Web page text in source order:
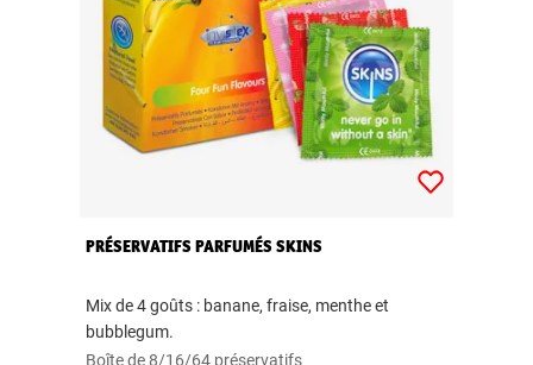
PRÉSERVATIFS PARFUMÉS SKINS
Mix de 4 goûts : banane, fraise, menthe et
bubblegum.
Boîte de 8/16/64 préservatifs